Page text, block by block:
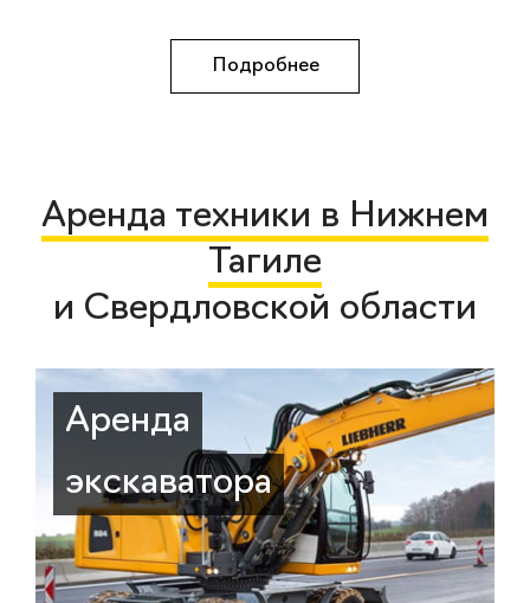
Подробнее
Аренда техники в Нижнем
Тагиле
и Свердловской области
Аренда
экскаватора